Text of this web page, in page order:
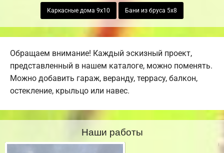
Каркасные дома 9х10 Бани из бруса 5х8
Обращаем внимание! Каждый эскизный проект,
представленный в нашем каталоге, можно поменять.
Можно добавить гараж, веранду, террасу, балкон,
остекление, крыльцо или навес.
Наши работы